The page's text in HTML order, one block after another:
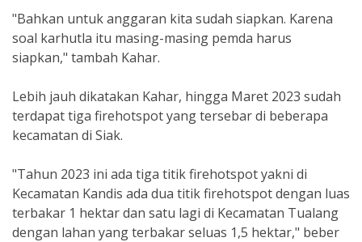
"Bahkan untuk anggaran kita sudah siapkan. Karena
soal karhutla itu masing-masing pemda harus
siapkan," tambah Kahar.
Lebih jauh dikatakan Kahar, hingga Maret 2023 sudah
terdapat tiga firehotspot yang tersebar di beberapa
kecamatan di Siak.
"Tahun 2023 ini ada tiga titik firehotspot yakni di
Kecamatan Kandis ada dua titik firehotspot dengan luas
terbakar 1 hektar dan satu lagi di Kecamatan Tualang
dengan lahan yang terbakar seluas 1,5 hektar," beber